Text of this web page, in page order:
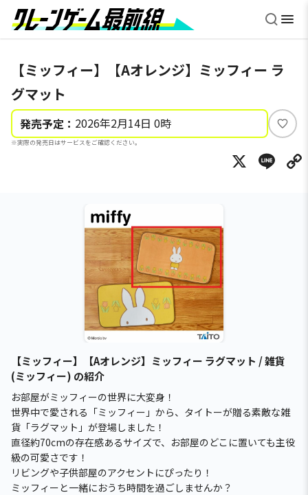
【ミッフィー】【Aオレンジ】ミッフィー ラ
グマット
発売予定： 2026年2月14日 0時
※実際の発売日はサービスをご確認ください。
い
ね
X
【ミッフィー】【Aオレンジ】ミッフィー ラグマット / 雑貨
(ミッフィー) の紹介
お部屋がミッフィーの世界に大変身！
世界中で愛される「ミッフィー」から、タイトーが贈る素敵な雑
貨「ラグマット」が登場しました！
直径約70cmの存在感あるサイズで、お部屋のどこに置いても主役
級の可愛さです！
リビングや子供部屋のアクセントにぴったり！
ミッフィーと一緒におうち時間を過ごしませんか？